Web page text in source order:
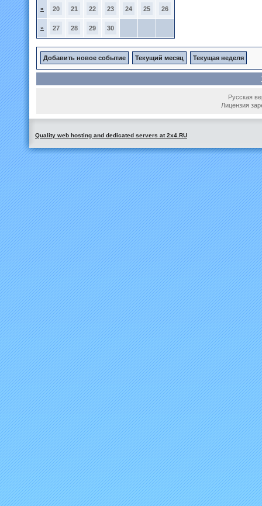
» 20 21 22 23 24 25 26
» 27 28 29 30
Добавить новое событие Текущий месяц Текущая неделя
Русская
Лицензия
Quality web hosting and dedicated servers at 2x4.RU